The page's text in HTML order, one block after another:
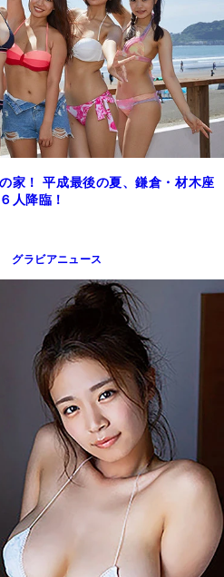
家！ 平成最後の夏、鎌倉・材木座
人降臨！
グラビアニュース